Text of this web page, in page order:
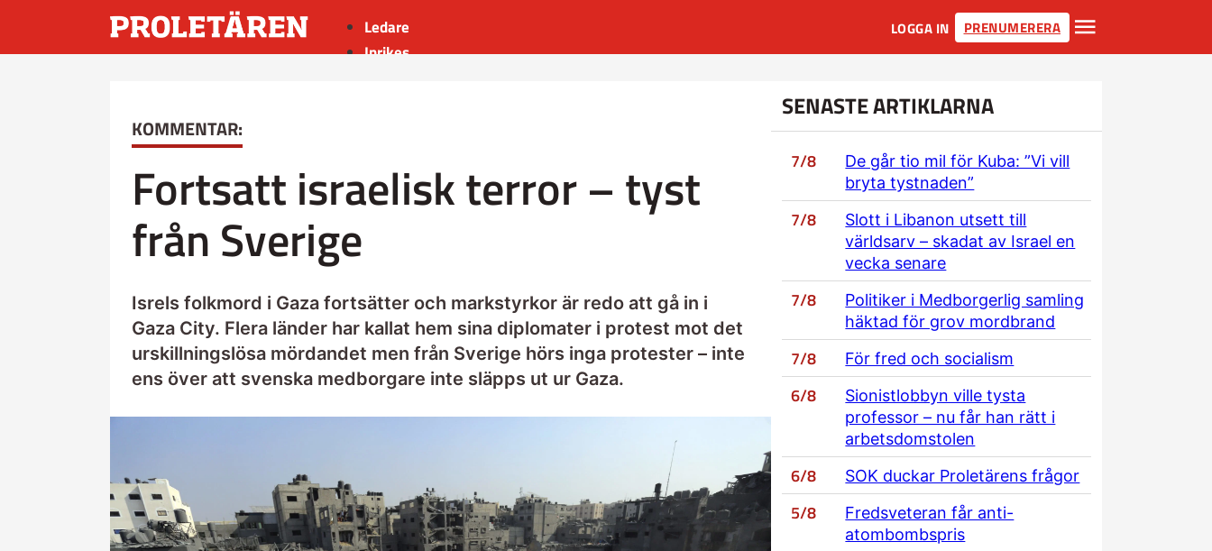
Ledare
Inrikes
LOGGA IN PRENUMERERA
KOMMENTAR:
Fortsatt israelisk terror – tyst
från Sverige
Isrels folkmord i Gaza fortsätter och markstyrkor är redo att gå in i
Gaza City. Flera länder har kallat hem sina diplomater i protest mot det
urskillningslösa mördandet men från Sverige hörs inga protester – inte
ens över att svenska medborgare inte släpps ut ur Gaza.
SENASTE ARTIKLARNA
7/8
De går tio mil för Kuba: ”Vi vill
bryta tystnaden”
7/8
Slott i Libanon utsett till
världsarv – skadat av Israel en
vecka senare
7/8
Politiker i Medborgerlig samling
häktad för grov mordbrand
7/8 För fred och socialism
6/8
Sionistlobbyn ville tysta
professor – nu får han rätt i
arbetsdomstolen
6/8 SOK duckar Proletärens frågor
5/8
Fredsveteran får anti-
atombombspris